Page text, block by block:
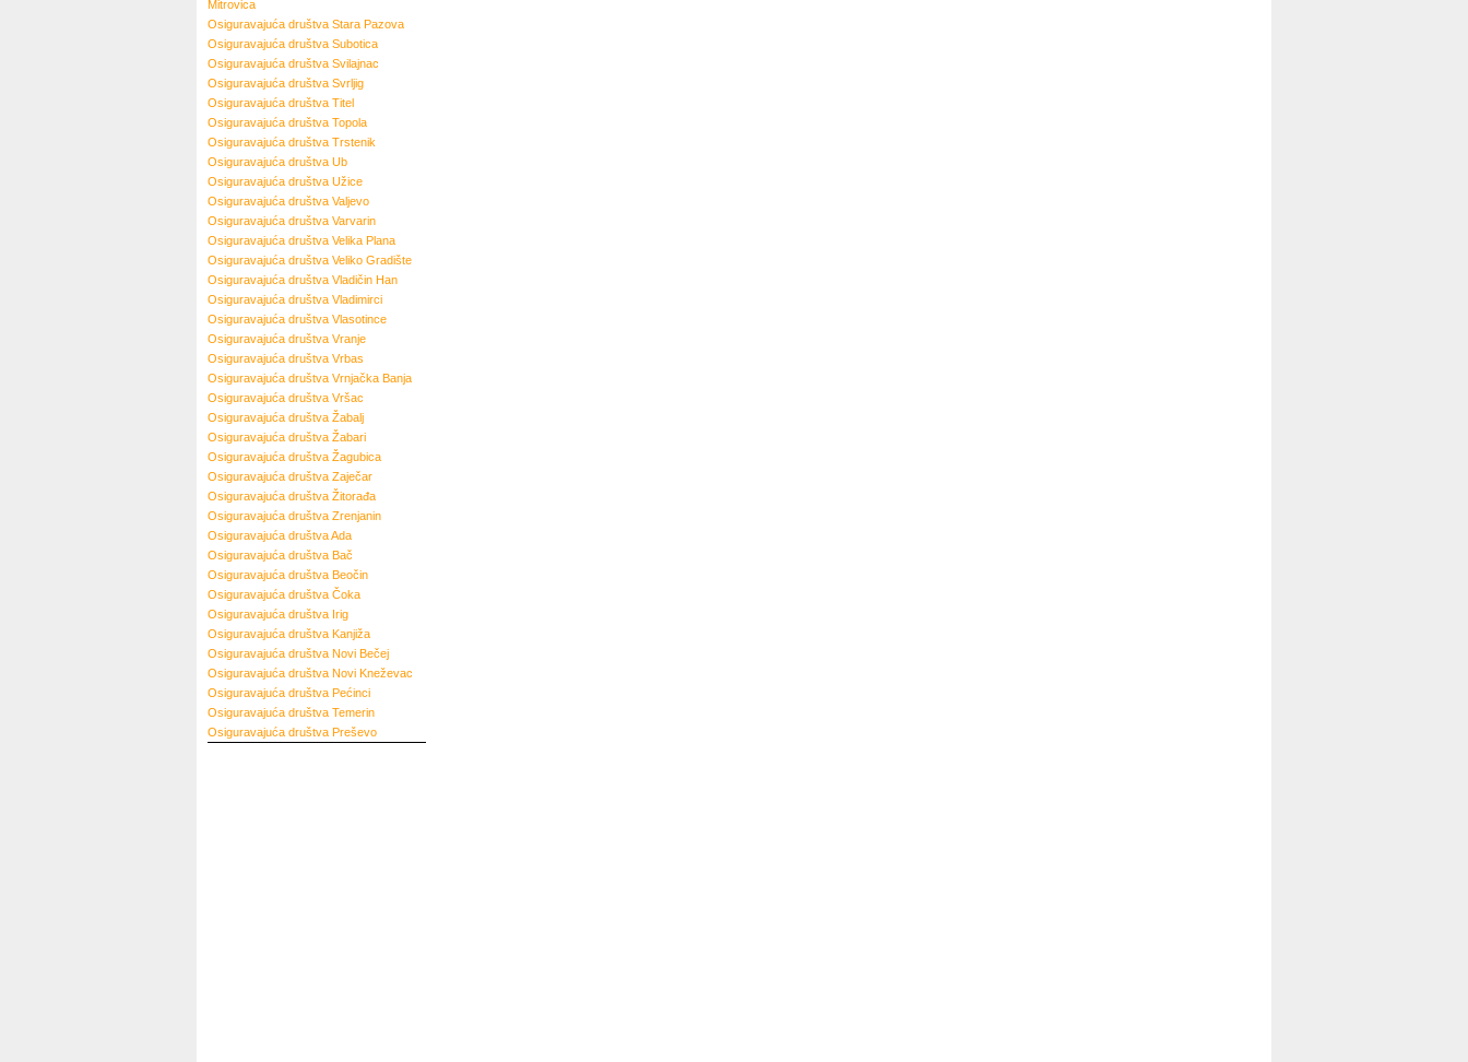
Mitrovica
Osiguravajuća društva Stara Pazova
Osiguravajuća društva Subotica
Osiguravajuća društva Svilajnac
Osiguravajuća društva Svrljig
Osiguravajuća društva Titel
Osiguravajuća društva Topola
Osiguravajuća društva Trstenik
Osiguravajuća društva Ub
Osiguravajuća društva Užice
Osiguravajuća društva Valjevo
Osiguravajuća društva Varvarin
Osiguravajuća društva Velika Plana
Osiguravajuća društva Veliko Gradište
Osiguravajuća društva Vladičin Han
Osiguravajuća društva Vladimirci
Osiguravajuća društva Vlasotince
Osiguravajuća društva Vranje
Osiguravajuća društva Vrbas
Osiguravajuća društva Vrnjačka Banja
Osiguravajuća društva Vršac
Osiguravajuća društva Žabalj
Osiguravajuća društva Žabari
Osiguravajuća društva Žagubica
Osiguravajuća društva Zaječar
Osiguravajuća društva Žitorađa
Osiguravajuća društva Zrenjanin
Osiguravajuća društvaAda
Osiguravajuća društva Bač
Osiguravajuća društva Beočin
Osiguravajuća društva Čoka
Osiguravajuća društva Irig
Osiguravajuća društva Kanjiža
Osiguravajuća društva Novi Bečej
Osiguravajuća društva Novi Kneževac
Osiguravajuća društva Pećinci
Osiguravajuća društva Temerin
Osiguravajuća društva Preševo